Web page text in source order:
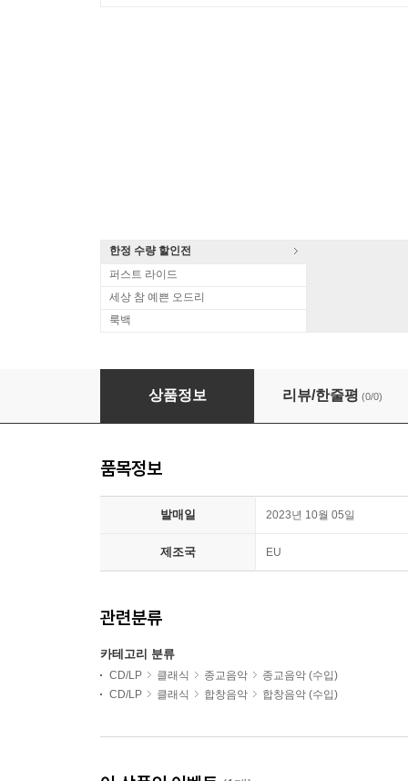
한정 수량 할인전
퍼스트 라이드
세상 참 예쁜 오드리
룩백
Rudolf Lutz 바흐: 칸타타 44집 (Bach:
상품정보 리뷰/한줄평 (0/0)
품목정보
발매일 2023년 10월 05일
제조국 EU
관련분류
카테고리 분류
CD/LP 클래식 종교음악
종교음악 (수입)
CD/LP
클래식 합창음악 합창음악 (수입)